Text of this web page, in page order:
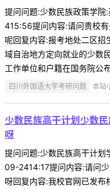
提问问题:少数民族政策学
415:56提问内容:请问贵校
呢回复内容:报考地处二区招
域自治地方定向就业的少数
工作单位和户籍在国务院公
四川外国语大学考研问题 本站
少数民族高干计划少数
呀
提问问题:少数民族高干计
09-2414:17提问内容:请问
呀回复内容:我校官网已发